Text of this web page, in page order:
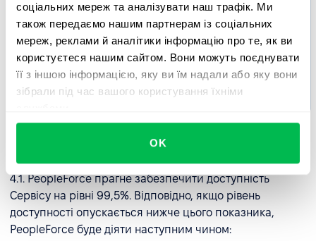
соціальних мереж та аналізувати наш трафік. Ми
також передаємо нашим партнерам із соціальних
мереж, реклами й аналітики інформацію про те, як ви
користуєтеся нашим сайтом. Вони можуть поєднувати
її з іншою інформацією, яку ви їм надали або яку вони
зібрали під час вашого користування їхніми
OK
вдосконалення
продукту,
питання щодо
використання
платформи,
зміни.
4. Доступність послуг
4.1. PeopleForce прагне забезпечити доступність
Сервісу на рівні 99,5%. Відповідно, якщо рівень
доступності опускається нижче цього показника,
PeopleForce буде діяти наступним чином: